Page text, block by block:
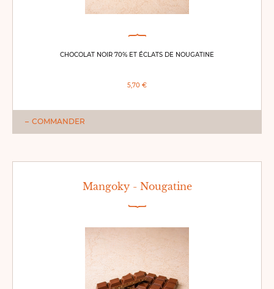
CHOCOLAT NOIR 70% ET ÉCLATS DE NOUGATINE
5,70 €
COMMANDER
Mangoky - Nougatine